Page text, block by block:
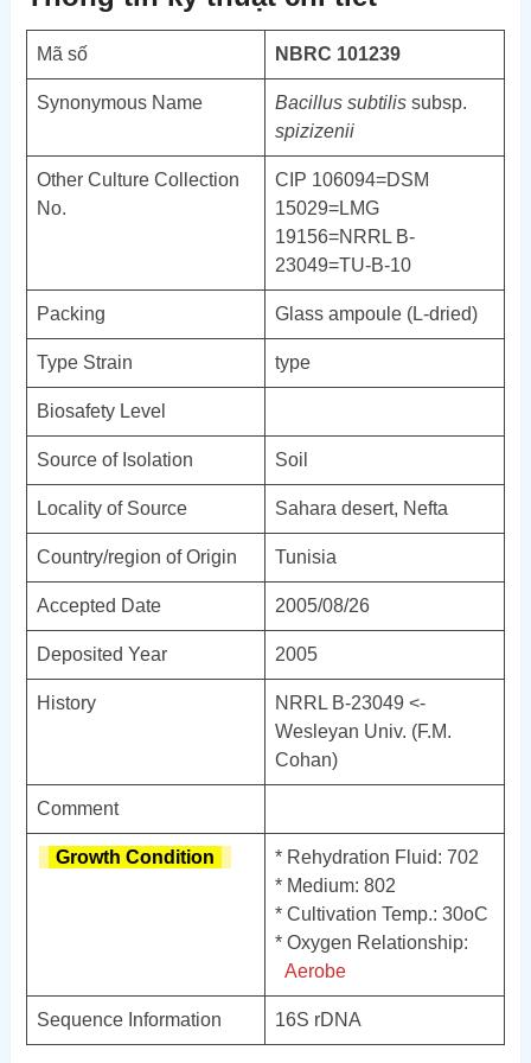
Mã số NBRC 101239
Synonymous Name Bacillus subtilissubsp.
spizizenii
Other Culture Collection
No.
CIP 106094=DSM
15029=LMG
19156=NRRL B-
23049=TU-B-10
Packing Glass ampoule (L-dried)
Type Strain type
Biosafety Level
Source of Isolation Soil
Locality of Source Sahara desert, Nefta
Country/region of Origin Tunisia
Accepted Date 2005/08/26
Deposited Year 2005
History
NRRL B-23049 <-
Wesleyan Univ. (F.M.
Cohan)
Comment
Growth Condition
* Rehydration Fluid: 702
* Medium: 802
* Cultivation Temp.: 30oC
* Oxygen Relationship:
Aerobe
Sequence Information 16S rDNA